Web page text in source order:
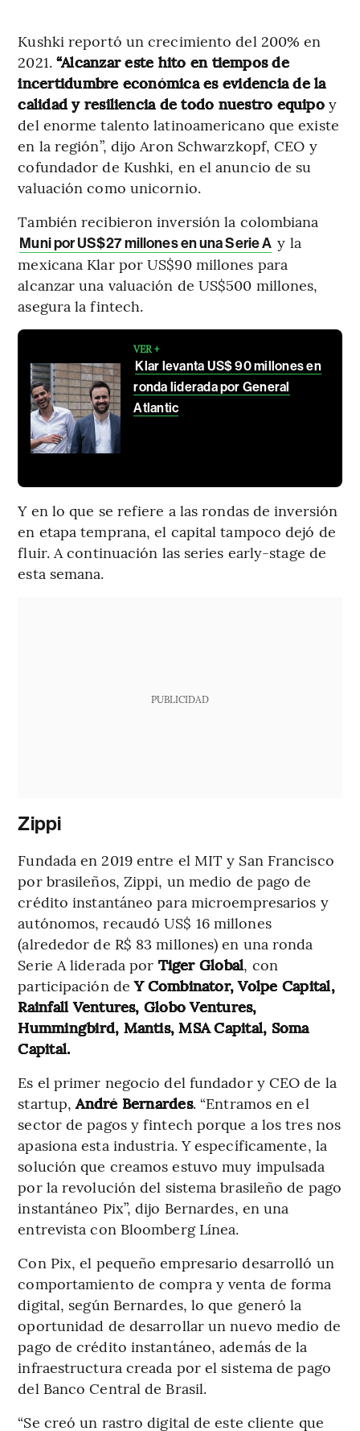
Kushki reportó un crecimiento del 200% en
2021. “Alcanzar este hito en tiempos de
incertidumbre económica es evidencia de la
calidad y resiliencia de todo nuestro equipoy
del enorme talento latinoamericano que existe
en la región”, dijo Aron Schwarzkopf, CEO y
cofundador de Kushki, en el anuncio de su
valuación como unicornio.
También recibieron inversión la colombiana
Muni por US$27 millones en una Serie A y la
mexicana Klar por US$90 millones para
alcanzar una valuación de US$500 millones,
asegura la fintech.
VER +
Klar levanta US$ 90 millones en
ronda liderada por General
Atlantic
Y en lo que se refiere a las rondas de inversión
en etapa temprana, el capital tampoco dejó de
fluir. A continuación las series early-stage de
esta semana.
PUBLICIDAD
Zippi
Fundada en 2019 entre el MIT y San Francisco
por brasileños, Zippi, un medio de pago de
crédito instantáneo para microempresarios y
autónomos, recaudó US$ 16 millones
(alrededor de R$ 83 millones) en una ronda
Serie A liderada por Tiger Global, con
participación deY Combinator, Volpe Capital,
Rainfall Ventures, Globo Ventures,
Hummingbird, Mantis, MSA Capital, Soma
Capital.
Es el primer negocio del fundador y CEO de la
startup,André Bernardes. “Entramos en el
sector de pagos y fintech porque a los tres nos
apasiona esta industria. Y específicamente, la
solución que creamos estuvo muy impulsada
por la revolución del sistema brasileño de pago
instantáneo Pix”, dijo Bernardes, en una
entrevista con Bloomberg Línea.
Con Pix, el pequeño empresario desarrolló un
comportamiento de compra y venta de forma
digital, según Bernardes, lo que generó la
oportunidad de desarrollar un nuevo medio de
pago de crédito instantáneo, además de la
infraestructura creada por el sistema de pago
del Banco Central de Brasil.
“Se creó un rastro digital de este cliente que